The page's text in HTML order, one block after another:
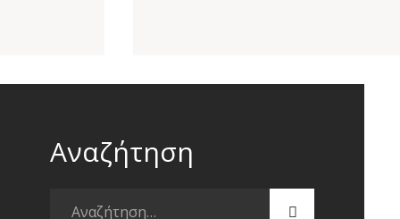
Αναζήτηση
Αναζήτηση